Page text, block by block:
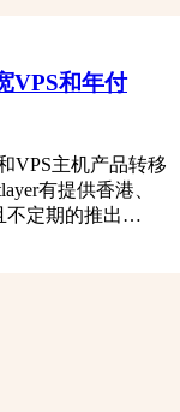
VPS和年付
VPS主机产品转移
有提供香港、
不定期的推出…